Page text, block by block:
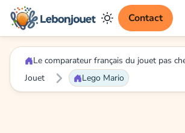
Contact
Le comparateur français du jouet pas
Jouet
Lego Mario